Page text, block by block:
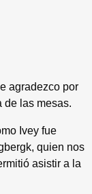
agradezco por
de las mesas.
Ivey fue
quien nos
asistir a la